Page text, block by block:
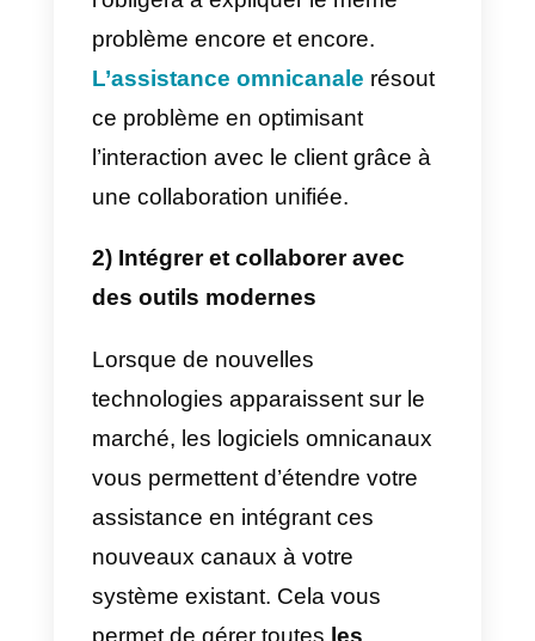
en ligne et vous pouvez même le
recevoir chez vous.
Pourquoi avez-vous
besoin d’un centre de
services omnicanal pour
votre entreprise?
1) Communication unifiée sur
tous les canaux